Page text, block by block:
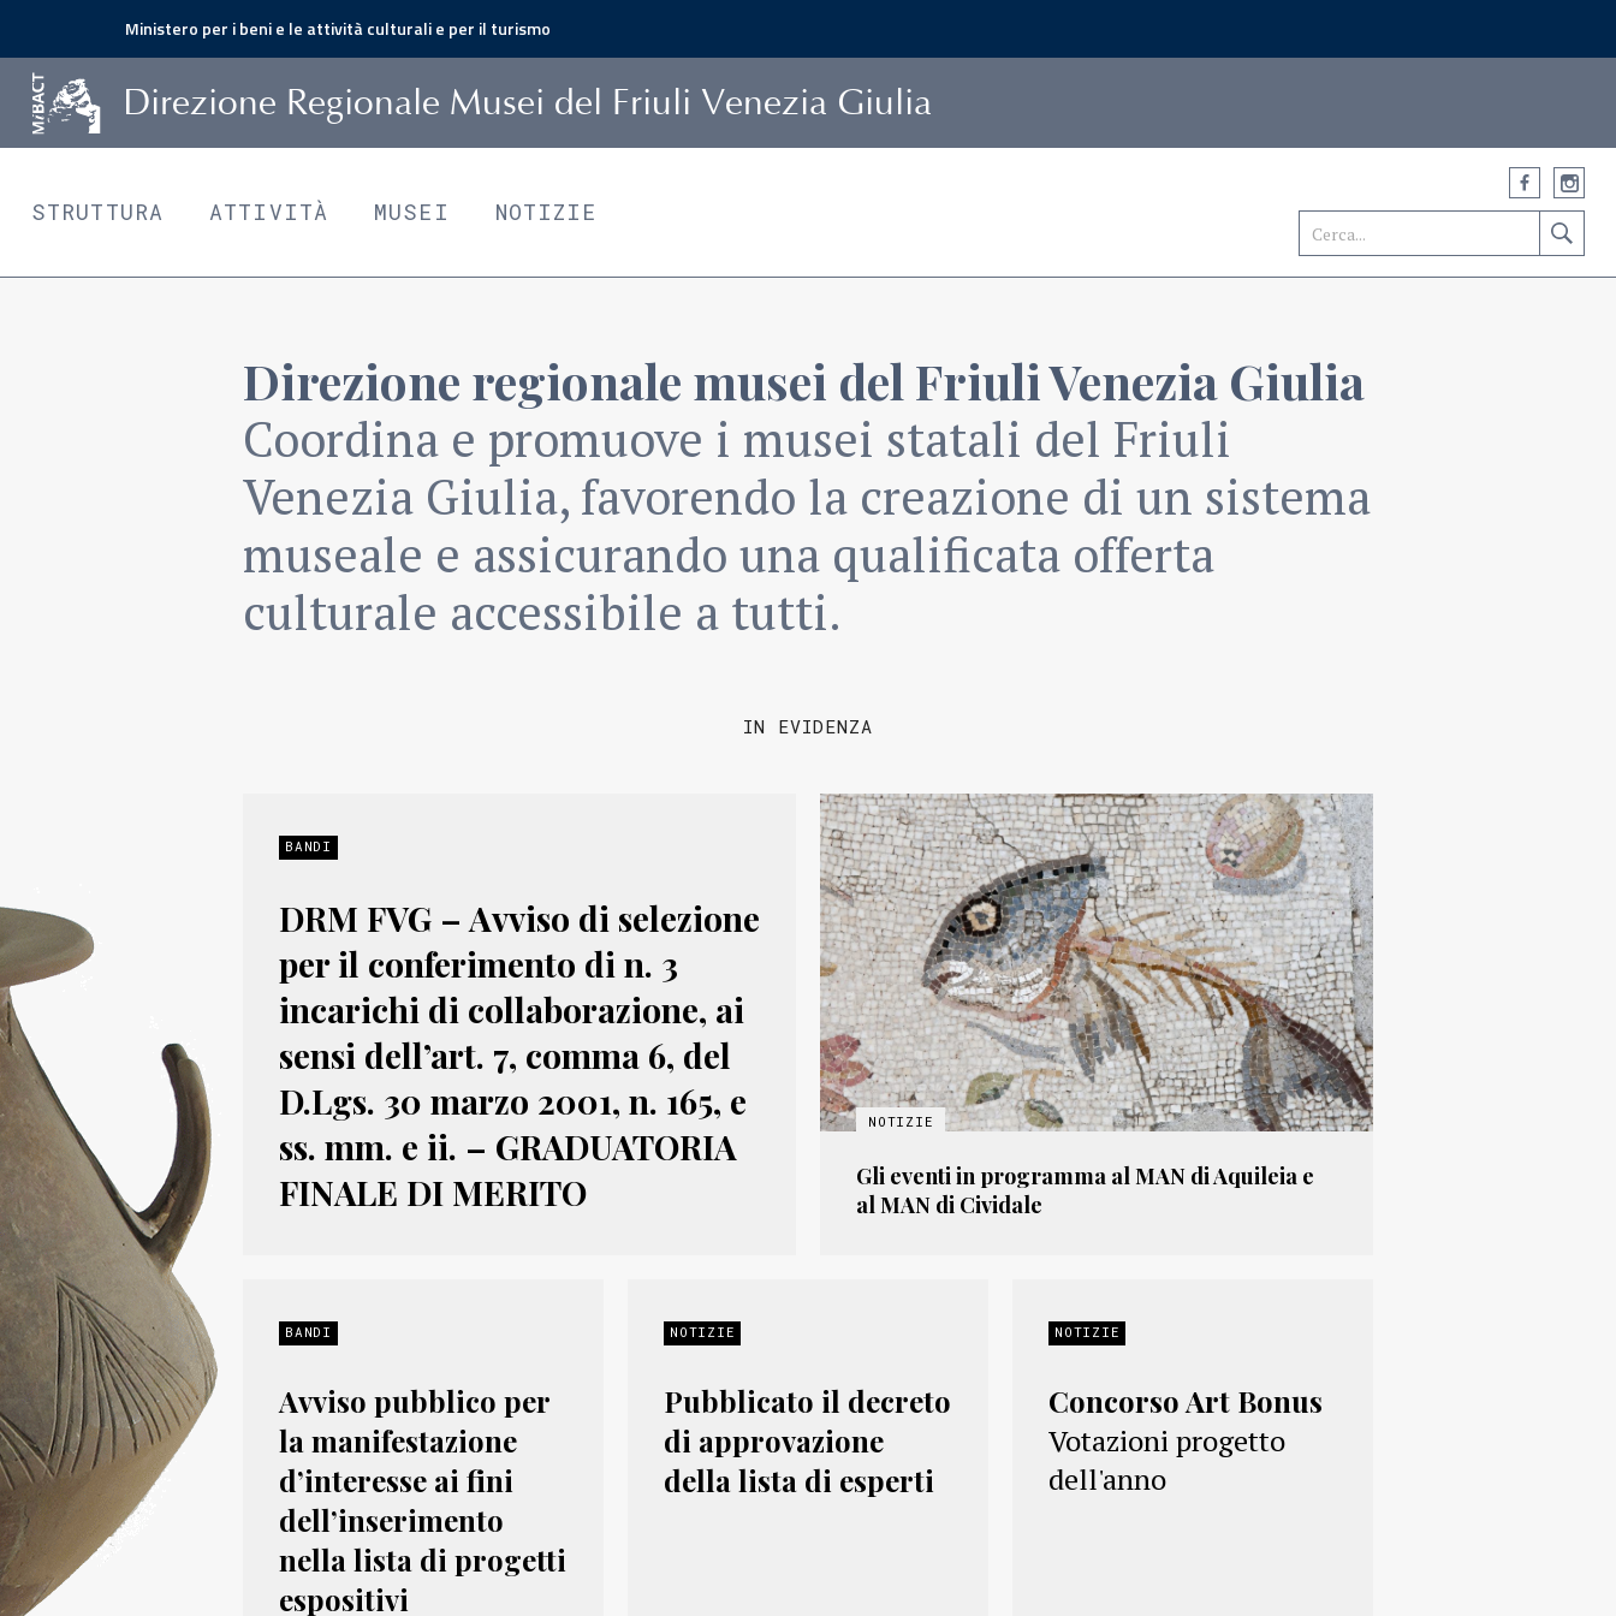
Ministero per i beni e le attività culturali e per il turismo
Direzione Regionale Musei del Friuli Venezia Giulia
STRUTTURA ATTIVITÀ MUSEI NOTIZIE
Direzione regionale musei del Friuli Venezia Giulia
Coordina e promuove i musei statali del Friuli
Venezia Giulia, favorendo la creazione di un sistema
museale e assicurando una qualificata offerta
culturale accessibile a tutti.
IN EVIDENZA
BANDI
DRM FVG – Avviso di selezione
per il conferimento di n. 3
incarichi di collaborazione, ai
sensi dell’art. 7, comma 6, del
D.Lgs. 30 marzo 2001, n. 165, e
ss. mm. e ii. – GRADUATORIA
FINALE DI MERITO
Gli eventi in programma al MAN di Aquileia e
al MAN di Cividale
BANDI
Avviso pubblico per
la manifestazione
d’interesse ai fini
dell’inserimento
nella lista di progetti
espositivi
NOTIZIE
Pubblicato il decreto
di approvazione
della lista di esperti
NOTIZIE
Concorso Art Bonus
Votazioni progetto
dell'anno